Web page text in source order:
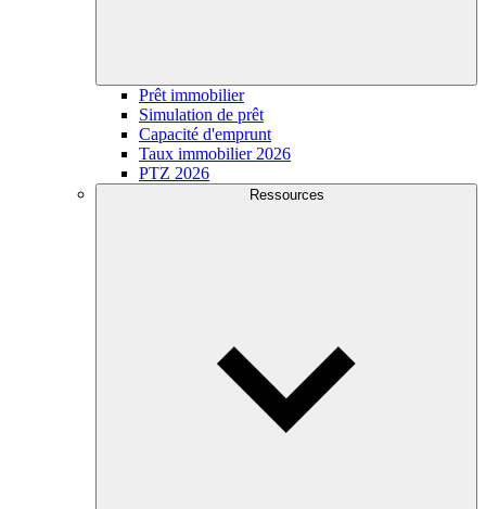
Prêt immobilier
Simulation de prêt
Capacité d'emprunt
Taux immobilier 2026
PTZ 2026
Ressources